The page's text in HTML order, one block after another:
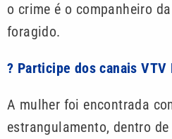
o crime é o companheiro
foragido.
? Participe dos canais VTV
A mulher foi encontrada
estrangulamento, dentro